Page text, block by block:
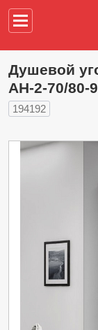
Душевой
AH-2-70/80-
194192